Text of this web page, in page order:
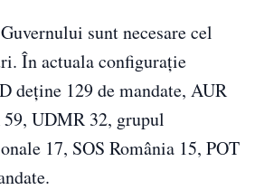
sunt necesare cel
În actuala configurație
deține 129 de mandate, AUR
UDMR 32, grupul
17, SOS România 15, POT